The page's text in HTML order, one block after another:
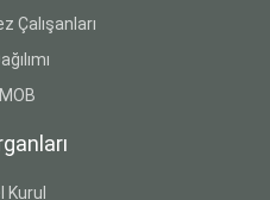
Çalışanları
Kurul